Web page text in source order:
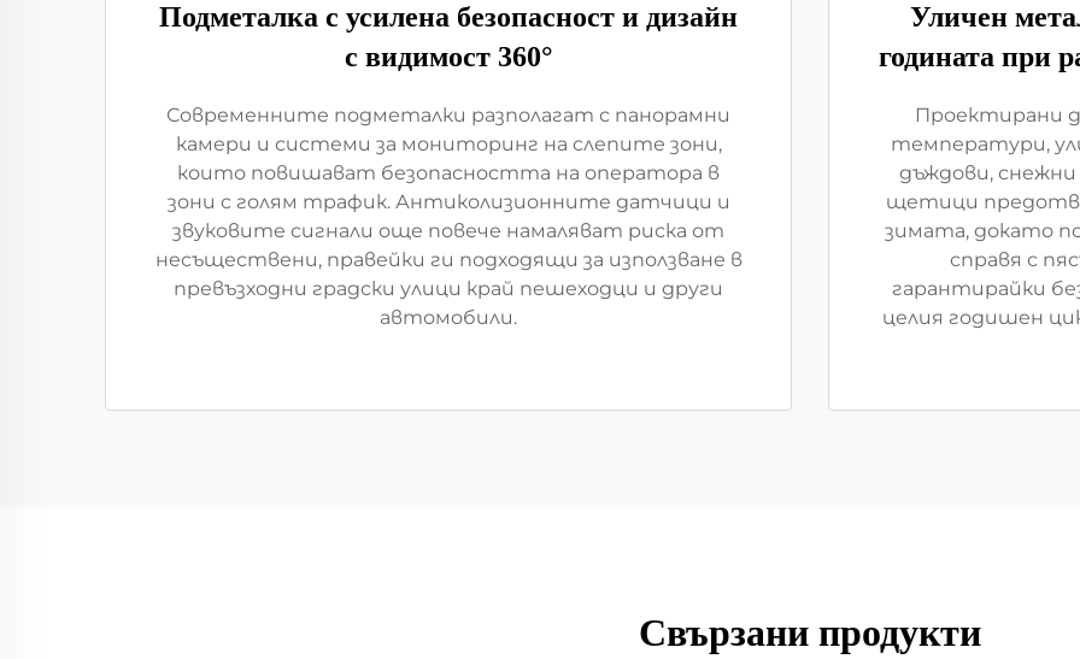
Подметалка с усилена безопасност и дизайн
с видимост 360°
Современните подметалки разполагат с панорамни
камери и системи за мониторинг на слепите зони,
които повишават безопасността на оператора в
зони с голям трафик. Антиколизионните датчици и
звуковите сигнали още повече намаляват риска от
несъществени, правейки ги подходящи за използване в
превъзходни градски улици край пешеходци и други
автомобили.
Уличен
годината при
Проектирани
температури,
дъждови,
щетици
зимата, докато
справя с
гарантирайки
целия годишен
Свързани продукти